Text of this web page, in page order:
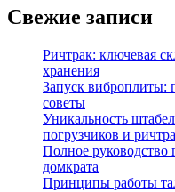
Свежие записи
Ричтрак: ключевая
хранения
Запуск виброплиты:
советы
Уникальность
погрузчиков и
Полное руководство
домкрата
Принципы работы